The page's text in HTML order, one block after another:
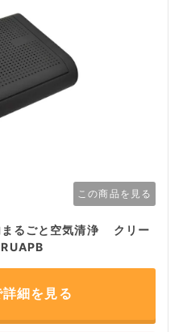
この商品を見る
るごと空気清浄 クリー
細を見る